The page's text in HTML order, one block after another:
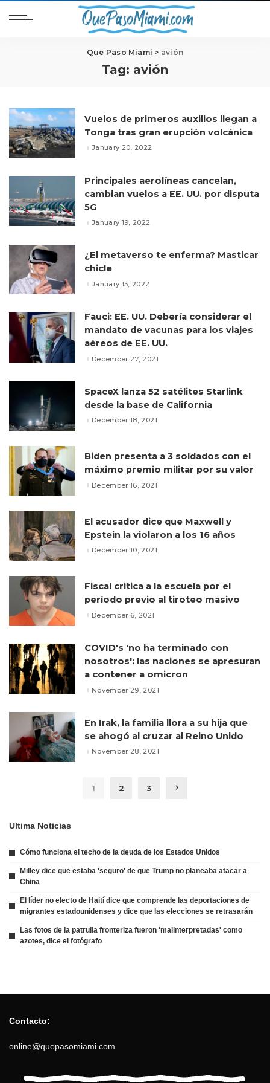
Que Paso Miami > avión
Tag: avión
Vuelos de primeros auxilios llegan a
Tonga tras gran erupción volcánica
January 20, 2022
Principales aerolíneas cancelan,
cambian vuelos a EE. UU. por disputa
5G
January 19, 2022
¿El metaverso te enferma? Masticar
chicle
January 13, 2022
Fauci: EE. UU. Debería considerar el
mandato de vacunas para los viajes
aéreos de EE. UU.
December 27, 2021
SpaceX lanza 52 satélites Starlink
desde la base de California
December 18, 2021
Biden presenta a 3 soldados con el
máximo premio militar por su valor
December 16, 2021
El acusador dice que Maxwell y
Epstein la violaron a los 16 años
December 10, 2021
Fiscal critica a la escuela por el
período previo al tiroteo masivo
December 6, 2021
COVID's 'no ha terminado con
nosotros': las naciones se apresuran
a contener a omicron
November 29, 2021
En Irak, la familia llora a su hija que
se ahogó al cruzar al Reino Unido
November 28, 2021
1 2 3
Ultima Noticias
Cómo funciona el techo de la deuda de los Estados Unidos
Milley dice que estaba 'seguro' de que Trump no planeaba atacar a
China
El líder no electo de Haití dice que comprende las deportaciones de
migrantes estadounidenses y dice que las elecciones se retrasarán
Las fotos de la patrulla fronteriza fueron 'malinterpretadas' como
azotes, dice el fotógrafo
Contacto:
online@quepasomiami.com